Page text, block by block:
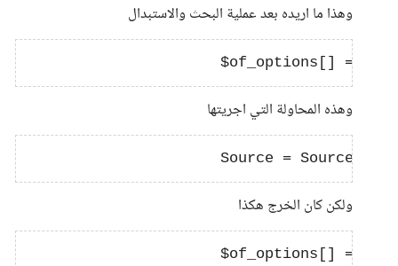
وهذا ما اريده بعد عملية البحث والاستبدال
وهذه المحاولة التي اجريتها
ولكن كان الخرج هكذا